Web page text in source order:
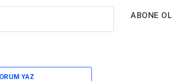
ABONE OL
YAZ